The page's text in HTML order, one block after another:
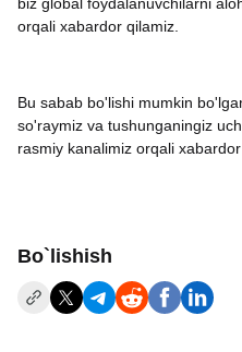
orqali xabardor qilamiz.
Bu sabab bo'lishi mumkin
so'raymiz va tushunganingiz
rasmiy kanalimiz orqali xabardor
Bo`lishish